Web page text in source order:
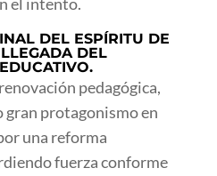
DEL ESPÍRITU DE
DEL
pedagógica,
protagonismo en
una reforma
fuerza conforme